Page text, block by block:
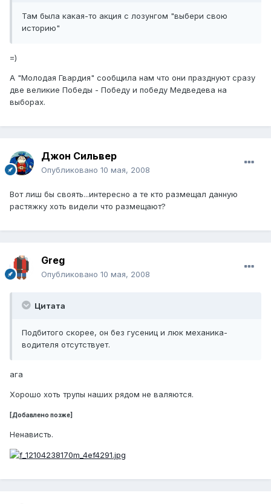
Там была какая-то акция с лозунгом "выбери свою
историю"
=)
А "Молодая Гвардия" сообщила нам что они празднуют сразу
две великие Победы - Победу и победу Медведева на
выборах.
Джон Сильвер
Опубликовано 10 мая, 2008
Вот лиш бы своять...интересно а те кто размещал данную
растяжку хоть видели что размещают?
Greg
Опубликовано 10 мая, 2008
Цитата
Подбитого скорее, он без гусениц и люк механика-
водителя отсутствует.
ага
Хорошо хоть трупы наших рядом не валяются.
[Добавлено позже]
Ненависть.